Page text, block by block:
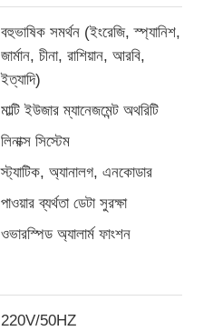
বহুভাষিক সমর্থন (ইংরেজি, স্প্যানিশ,
জার্মান, চীনা, রাশিয়ান, আরবি,
ইত্যাদি)
মাল্টি ইউজার ম্যানেজমেন্ট অথরিটি
লিনাক্স সিস্টেম
স্ট্যাটিক, অ্যানালগ, এনকোডার
পাওয়ার ব্যর্থতা ডেটা সুরক্ষা
ওভারস্পিড অ্যালার্ম ফাংশন
220V/50HZ